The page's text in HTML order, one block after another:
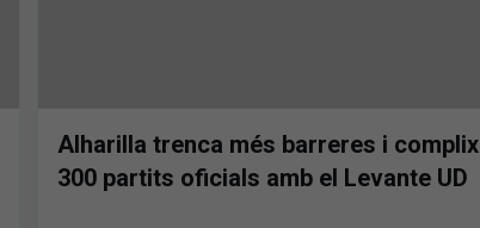
Alharilla trenca més barreres i complix
300 partits oficials amb el Levante UD